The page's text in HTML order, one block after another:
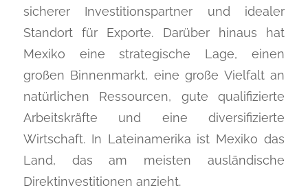
sicherer Investitionspartner und idealer
Standort für Exporte. Darüber hinaus hat
Mexiko eine strategische Lage, einen
großen Binnenmarkt, eine große Vielfalt an
natürlichen Ressourcen, gute qualifizierte
Arbeitskräfte und eine diversifizierte
Wirtschaft. In Lateinamerika ist Mexiko das
Land, das am meisten ausländische
Direktinvestitionen anzieht.